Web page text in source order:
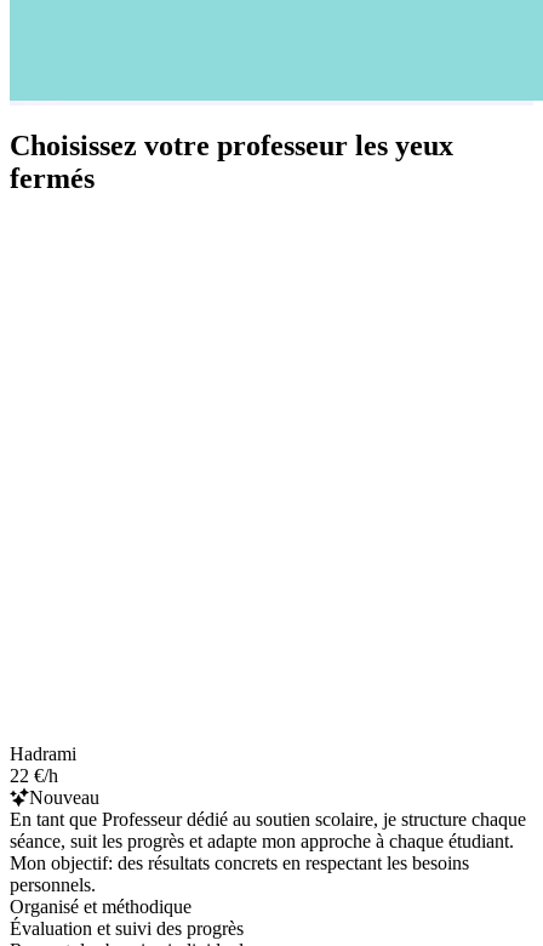
Choisissez votre professeur les yeux
fermés
Hadrami
22 €/h
Nouveau
En tant que Professeur dédié au soutien scolaire, je structure chaque
séance, suit les progrès et adapte mon approche à chaque étudiant.
Mon objectif: des résultats concrets en respectant les besoins
personnels.
Organisé et méthodique
Évaluation et suivi des progrès